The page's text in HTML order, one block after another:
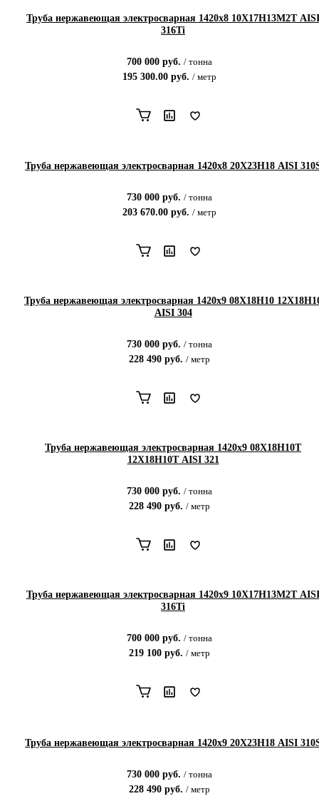
Труба нержавеющая электросварная 1420х8 10Х17Н13М2Т AISI
316Ti
700 000 руб. / тонна
195 300.00 руб. / метр
Труба нержавеющая электросварная 1420х8 20Х23Н18 AISI
730 000 руб. / тонна
203 670.00 руб. / метр
Труба нержавеющая электросварная 1420х9 08Х18Н10
AISI 304
730 000 руб. / тонна
228 490 руб. / метр
Труба нержавеющая электросварная 1420х9 08Х18Н10Т
12Х18Н10Т AISI 321
730 000 руб. / тонна
228 490 руб. / метр
Труба нержавеющая электросварная 1420х9 10Х17Н13М2Т AISI
316Ti
700 000 руб. / тонна
219 100 руб. / метр
Труба нержавеющая электросварная 1420х9 20Х23Н18 AISI
730 000 руб. / тонна
228 490 руб. / метр